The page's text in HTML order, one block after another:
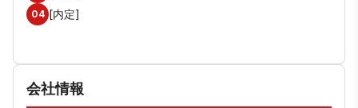
04 [内定]
会社情報